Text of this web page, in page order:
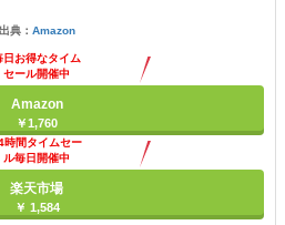
出典： Amazon
日お得なタイム
セール開催中
Amazon
￥1,760
時間タイムセー
ル毎日開催中
楽天市場
￥ 1,584